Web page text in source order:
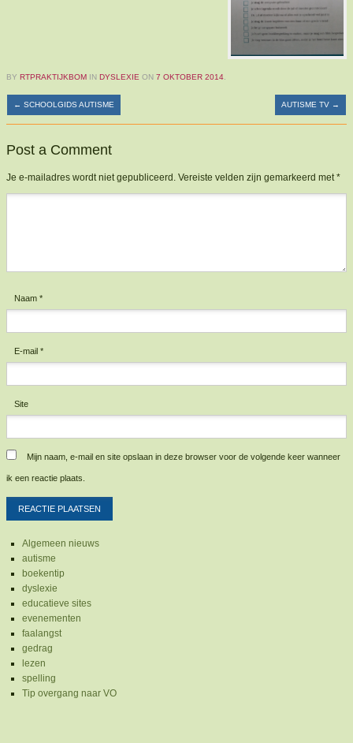
BY RTPRAKTIJKBOM IN DYSLEXIE ON 7 OKTOBER 2014.
← SCHOOLGIDS AUTISME AUTISME TV →
Post a Comment
Je e-mailadres wordt niet gepubliceerd. Vereiste velden zijn gemarkeerd met*
Naam *
E-mail *
Site
Mijn naam, e-mail en site opslaan in deze browser voor de volgende keer wanneer
ik een reactie plaats.
Algemeen nieuws
autisme
boekentip
dyslexie
educatieve sites
evenementen
faalangst
gedrag
lezen
spelling
Tip overgang naar VO